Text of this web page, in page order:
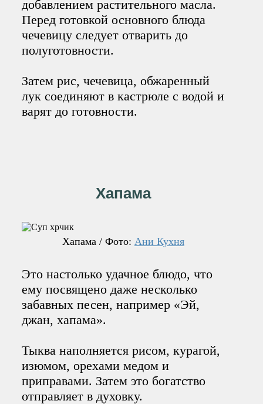
добавлением растительного масла.
Перед готовкой основного блюда
чечевицу следует отварить до
полуготовности.
Затем рис, чечевица, обжаренный
лук соединяют в кастрюле с водой и
варят до готовности.
Хапама
Хапама / Фото: Ани Кухня
Это настолько удачное блюдо, что
ему посвящено даже несколько
забавных песен, например «Эй,
джан, хапама».
Тыква наполняется рисом, курагой,
изюмом, орехами медом и
приправами. Затем это богатство
отправляет в духовку.